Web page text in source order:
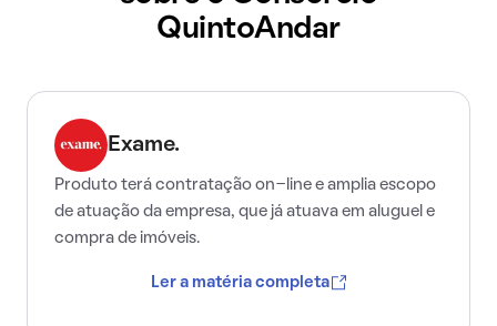
QuintoAndar
Exame.
Produto terá contratação on-line e amplia escopo
de atuação da empresa, que já atuava em aluguel e
compra de imóveis.
Ler a matéria completa